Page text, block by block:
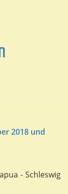
2018 und
- Schleswig